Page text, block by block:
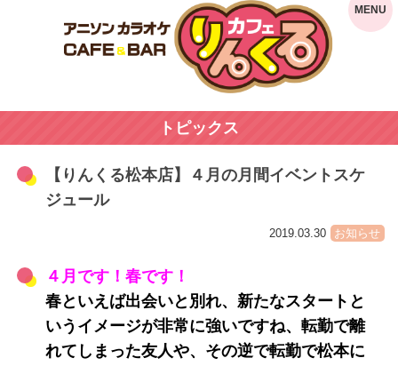
トピックス
【りんくる松本店】４月の月間イベントスケ
ジュール
2019.03.30 お知らせ
４ 月です！春です！
春といえば出会いと別れ、新たなスタートと
いうイメージが非常に強いですね、転勤で離
れてしまった友人や、その逆で転勤で松本に